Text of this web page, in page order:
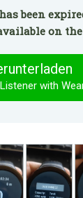
been
on
with